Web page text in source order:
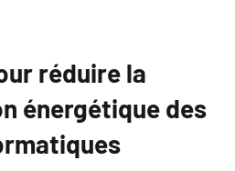
réduire la
énergétique des